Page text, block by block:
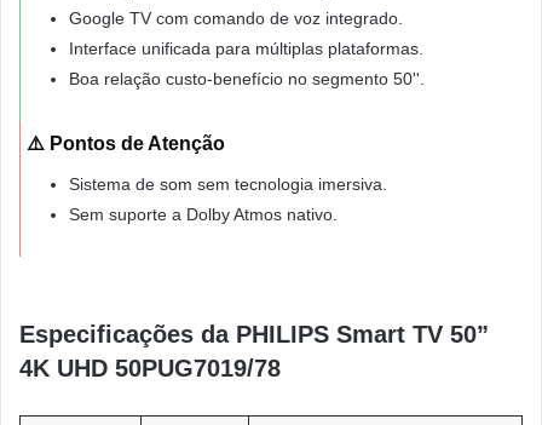
Google TV com comando de voz integrado.
Interface unificada para múltiplas plataformas.
Boa relação custo-benefício no segmento 50''.
⚠️ Pontos de Atenção
Sistema de som sem tecnologia imersiva.
Sem suporte a Dolby Atmos nativo.
Especificações da PHILIPS Smart TV 50”
4K UHD 50PUG7019/78